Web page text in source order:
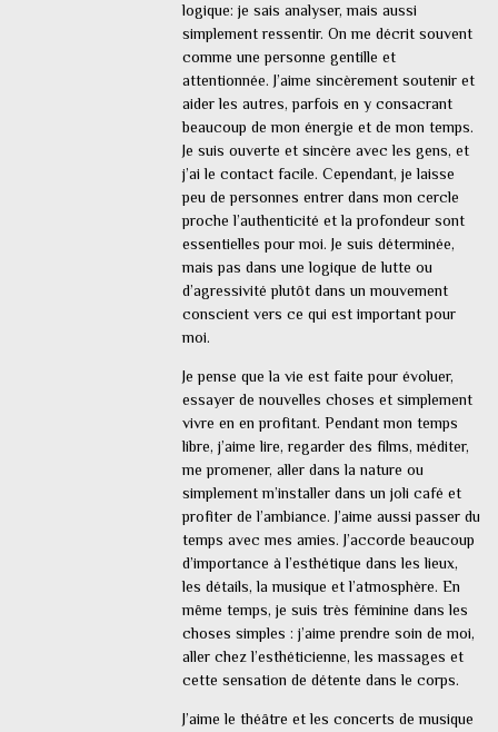
logique: je sais analyser, mais aussi
simplement ressentir. On me décrit souvent
comme une personne gentille et
attentionnée. J’aime sincèrement soutenir et
aider les autres, parfois en y consacrant
beaucoup de mon énergie et de mon temps.
Je suis ouverte et sincère avec les gens, et
j’ai le contact facile. Cependant, je laisse
peu de personnes entrer dans mon cercle
proche l’authenticité et la profondeur sont
essentielles pour moi. Je suis déterminée,
mais pas dans une logique de lutte ou
d’agressivité plutôt dans un mouvement
conscient vers ce qui est important pour
moi.
Je pense que la vie est faite pour évoluer,
essayer de nouvelles choses et simplement
vivre en en profitant. Pendant mon temps
libre, j’aime lire, regarder des films, méditer,
me promener, aller dans la nature ou
simplement m’installer dans un joli café et
profiter de l’ambiance. J’aime aussi passer du
temps avec mes amies. J’accorde beaucoup
d’importance à l’esthétique dans les lieux,
les détails, la musique et l’atmosphère. En
même temps, je suis très féminine dans les
choses simples : j’aime prendre soin de moi,
aller chez l’esthéticienne, les massages et
cette sensation de détente dans le corps.
J’aime le théâtre et les concerts de musique